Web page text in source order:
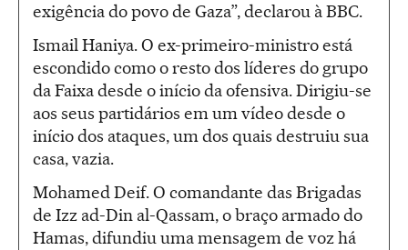
exigência do povo de Gaza”, declarou à BBC.
Ismail Haniya. O ex-primeiro-ministro está
escondido como o resto dos líderes do grupo
da Faixa desde o início da ofensiva. Dirigiu-se
aos seus partidários em um vídeo desde o
início dos ataques, um dos quais destruiu sua
casa, vazia.
Mohamed Deif. O comandante das Brigadas
de Izz ad-Din al-Qassam, o braço armado do
Hamas, difundiu uma mensagem de voz há